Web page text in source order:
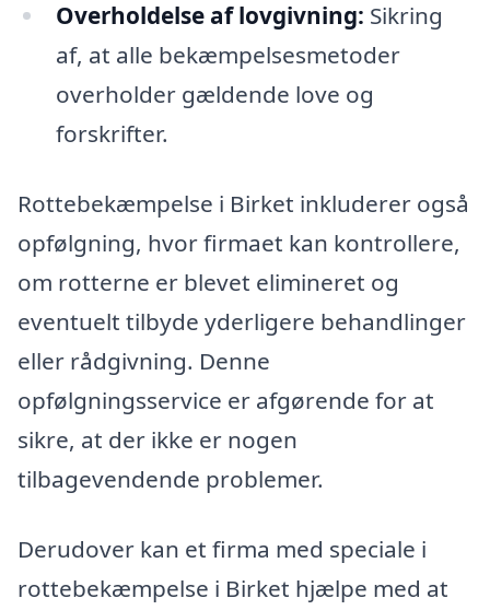
Overholdelse af lovgivning: Sikring
af, at alle bekæmpelsesmetoder
overholder gældende love og
forskrifter.
Rottebekæmpelse i Birket inkluderer også
opfølgning, hvor firmaet kan kontrollere,
om rotterne er blevet elimineret og
eventuelt tilbyde yderligere behandlinger
eller rådgivning. Denne
opfølgningsservice er afgørende for at
sikre, at der ikke er nogen
tilbagevendende problemer.
Derudover kan et firma med speciale i
rottebekæmpelse i Birket hjælpe med at